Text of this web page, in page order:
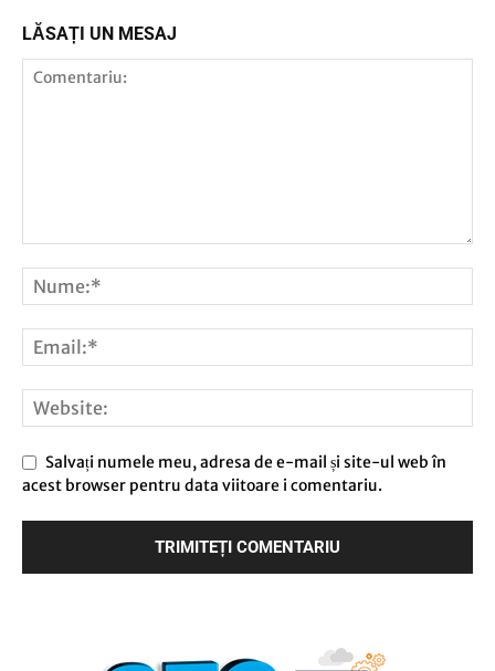
LĂSAȚI UN MESAJ
Salvați numele meu, adresa de e-mail și site-ul web în
acest browser pentru data viitoare i comentariu.